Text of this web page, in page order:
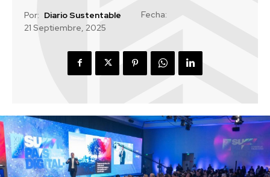
Por: Diario Sustentable
Fecha:
21 Septiembre, 2025